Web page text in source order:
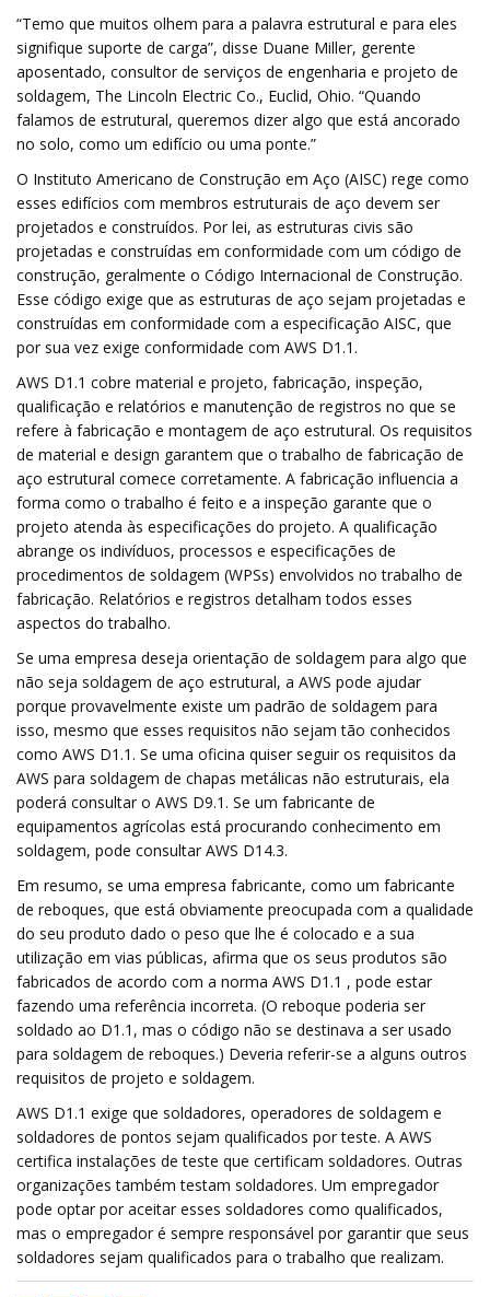
“Temo que muitos olhem para a palavra estrutural e para eles
signifique suporte de carga”, disse Duane Miller, gerente
aposentado, consultor de serviços de engenharia e projeto de
soldagem, The Lincoln Electric Co., Euclid, Ohio. “Quando
falamos de estrutural, queremos dizer algo que está ancorado
no solo, como um edifício ou uma ponte.”
O Instituto Americano de Construção em Aço (AISC) rege como
esses edifícios com membros estruturais de aço devem ser
projetados e construídos. Por lei, as estruturas civis são
projetadas e construídas em conformidade com um código de
construção, geralmente o Código Internacional de Construção.
Esse código exige que as estruturas de aço sejam projetadas e
construídas em conformidade com a especificação AISC, que
por sua vez exige conformidade com AWS D1.1.
AWS D1.1 cobre material e projeto, fabricação, inspeção,
qualificação e relatórios e manutenção de registros no que se
refere à fabricação e montagem de aço estrutural. Os requisitos
de material e design garantem que o trabalho de fabricação de
aço estrutural comece corretamente. A fabricação influencia a
forma como o trabalho é feito e a inspeção garante que o
projeto atenda às especificações do projeto. A qualificação
abrange os indivíduos, processos e especificações de
procedimentos de soldagem (WPSs) envolvidos no trabalho de
fabricação. Relatórios e registros detalham todos esses
aspectos do trabalho.
Se uma empresa deseja orientação de soldagem para algo que
não seja soldagem de aço estrutural, a AWS pode ajudar
porque provavelmente existe um padrão de soldagem para
isso, mesmo que esses requisitos não sejam tão conhecidos
como AWS D1.1. Se uma oficina quiser seguir os requisitos da
AWS para soldagem de chapas metálicas não estruturais, ela
poderá consultar o AWS D9.1. Se um fabricante de
equipamentos agrícolas está procurando conhecimento em
soldagem, pode consultar AWS D14.3.
Em resumo, se uma empresa fabricante, como um fabricante
de reboques, que está obviamente preocupada com a qualidade
do seu produto dado o peso que lhe é colocado e a sua
utilização em vias públicas, afirma que os seus produtos são
fabricados de acordo com a norma AWS D1.1 , pode estar
fazendo uma referência incorreta. (O reboque poderia ser
soldado ao D1.1, mas o código não se destinava a ser usado
para soldagem de reboques.) Deveria referir-se a alguns outros
requisitos de projeto e soldagem.
AWS D1.1 exige que soldadores, operadores de soldagem e
soldadores de pontos sejam qualificados por teste. A AWS
certifica instalações de teste que certificam soldadores. Outras
organizações também testam soldadores. Um empregador
pode optar por aceitar esses soldadores como qualificados,
mas o empregador é sempre responsável por garantir que seus
soldadores sejam qualificados para o trabalho que realizam.